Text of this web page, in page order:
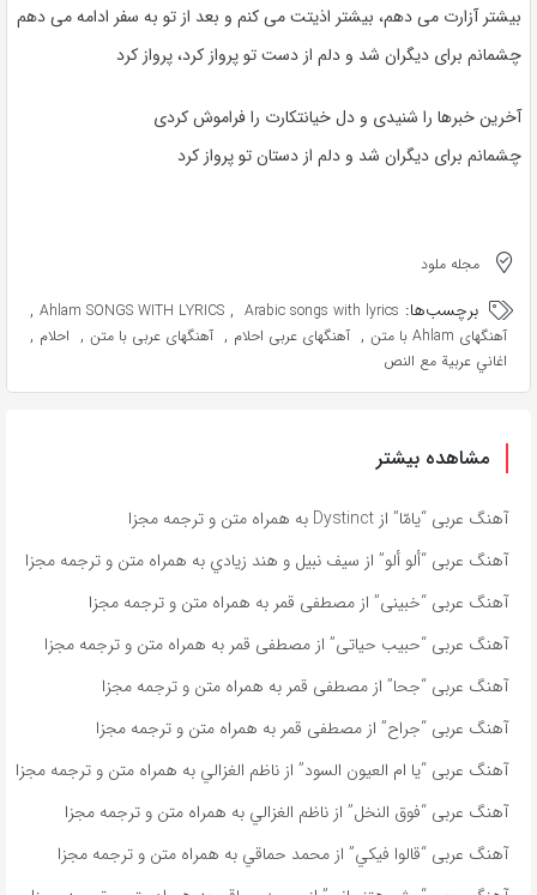
بیشتر آزارت می دهم، بیشتر اذیتت می کنم و بعد از تو به سفر ادامه می دهم
چشمانم برای دیگران شد و دلم از دست تو پرواز کرد، پرواز کرد
آخرین خبرها را شنیدی و دل خیانتکارت را فراموش کردی
چشمانم برای دیگران شد و دلم از دستان تو پرواز کرد
مجله ملود
برچسب‌ها: Ahlam SONGS WITH LYRICS , Arabic songs with lyrics
,
آهنگهای Ahlam با متن , آهنگهای عربی احلام , آهنگهای عربی با متن , احلام ,
اغاني عربية مع النص
مشاهده بیشتر
آهنگ عربی “يامّا” از Dystinct به همراه متن و ترجمه مجزا
آهنگ عربی “ألو ألو” از سيف نبيل و هند زيادي به همراه متن و ترجمه مجزا
آهنگ عربی “خبينى” از مصطفى قمر به همراه متن و ترجمه مجزا
آهنگ عربی “حبيب حياتى” از مصطفى قمر به همراه متن و ترجمه مجزا
آهنگ عربی “جحا” از مصطفى قمر به همراه متن و ترجمه مجزا
آهنگ عربی “جراح” از مصطفى قمر به همراه متن و ترجمه مجزا
آهنگ عربی “يا ام العيون السود” از ناظم الغزالي به همراه متن و ترجمه مجزا
آهنگ عربی “فوق النخل” از ناظم الغزالي به همراه متن و ترجمه مجزا
آهنگ عربی “قالوا فيكي” از محمد حماقي به همراه متن و ترجمه مجزا